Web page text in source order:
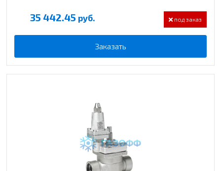
35 442.45 руб. под заказ
Заказать